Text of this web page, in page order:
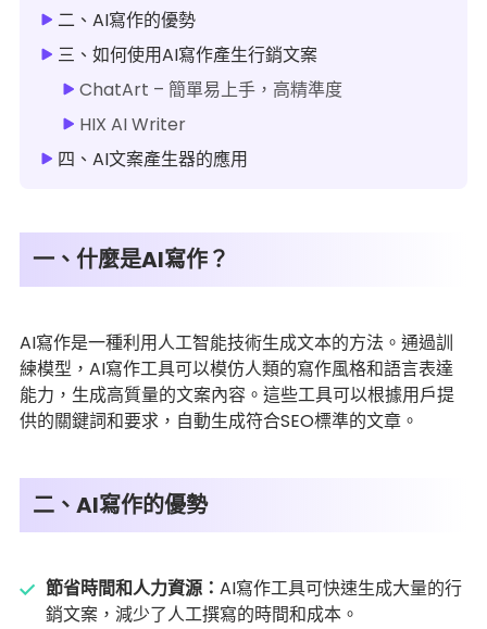
二、AI寫作的優勢
三、如何使用AI寫作產生行銷文案
ChatArt – 簡單易上手，高精準度
HIX AI Writer
四、AI文案產生器的應用
一、什麼是AI寫作？
AI寫作是一種利用人工智能技術生成文本的方法。通過訓
練模型，AI寫作工具可以模仿人類的寫作風格和語言表達
能力，生成高質量的文案內容。這些工具可以根據用戶提
供的關鍵詞和要求，自動生成符合SEO標準的文章。
二、AI寫作的優勢
節省時間和人力資源： AI寫作工具可快速生成大量的行
銷文案，減少了人工撰寫的時間和成本。